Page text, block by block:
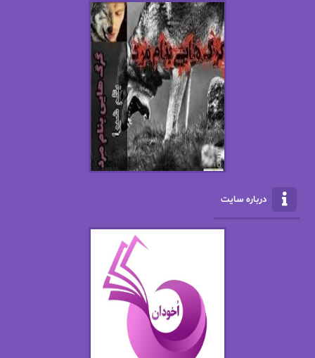
استل مسکم
اصغر زاده
اکرم محمدی
الف صاد
الکساندر دوما
الناز پاکپور‌
الناز محمدی
امیر فرهی
باران
بهار سلطانی
بهاره شیرازی
درباره سایت